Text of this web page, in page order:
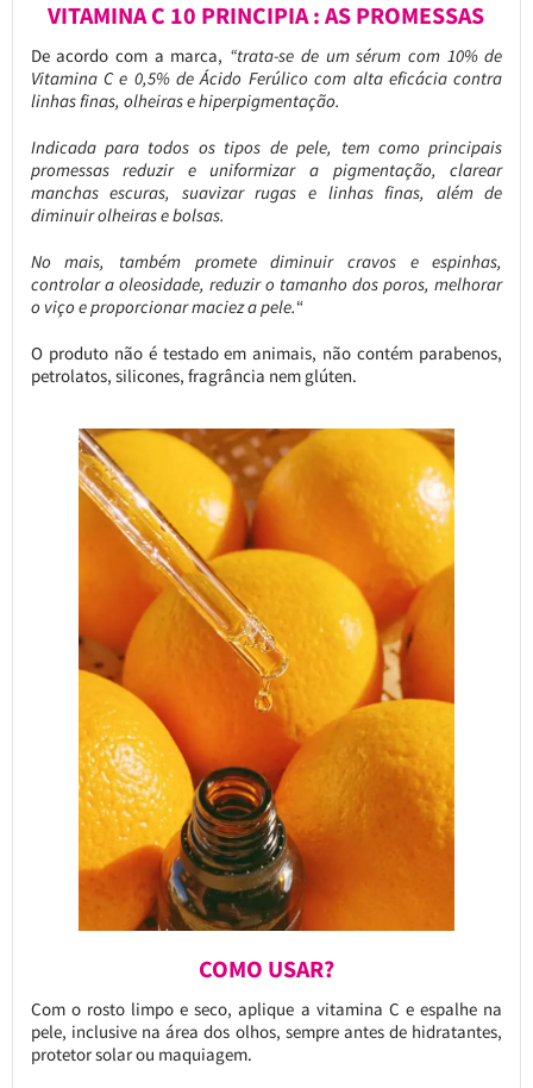
VITAMINA C 10 PRINCIPIA : AS PROMESSAS
De acordo com a marca, “trata-se de um sérum com 10% de
Vitamina C e 0,5% de Ácido Ferúlico com alta eficácia contra
linhas finas, olheiras e hiperpigmentação.
Indicada para todos os tipos de pele, tem como principais
promessas reduzir e uniformizar a pigmentação, clarear
manchas escuras, suavizar rugas e linhas finas, além de
diminuir olheiras e bolsas.
No mais, também promete diminuir cravos e espinhas,
controlar a oleosidade, reduzir o tamanho dos poros, melhorar
o viço e proporcionar maciez a pele.“
O produto não é testado em animais, não contém parabenos,
petrolatos, silicones, fragrância nem glúten.
COMO USAR?
Com o rosto limpo e seco, aplique a vitamina C e espalhe na
pele, inclusive na área dos olhos, sempre antes de hidratantes,
protetor solar ou maquiagem.